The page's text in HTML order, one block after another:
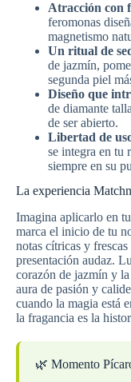
Atracción con
feromonas
magnetismo
Un ritual de
de jazmín,
segunda piel
Diseño que
de diamante
de ser abierto.
Libertad de
se integra en tu
siempre en su
La experiencia
Imagina aplicarlo en
marca el inicio de tu
notas cítricas y
presentación audaz.
corazón de jazmín y
aura de pasión y
cuando la magia está
la fragancia es la
🌿 Momento